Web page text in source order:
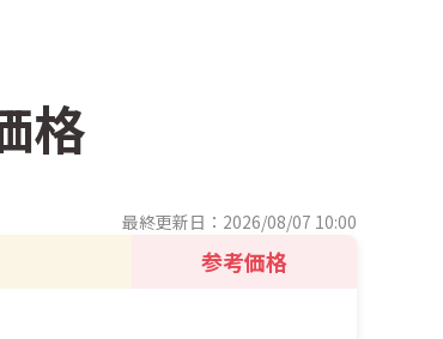
格
最終更新日：2026/08/07 10:00
参考価格